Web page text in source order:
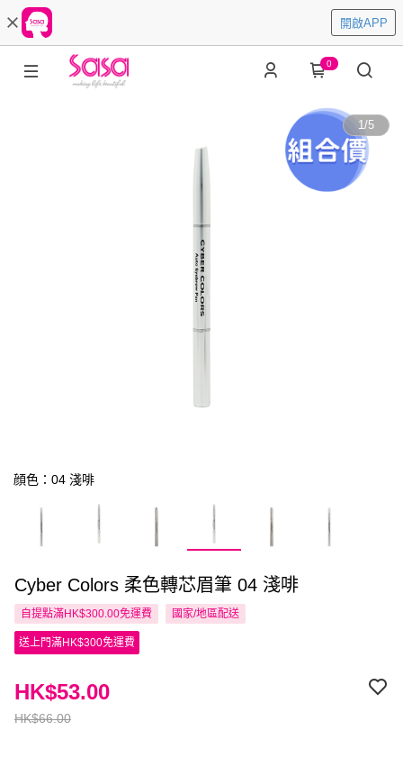
開啟APP
0
1/5
顔色：04 淺啡
Cyber Colors 柔色轉芯眉筆 04 淺啡
自提點滿HK$300.00免運費 國家/地區配送
送上門滿HK$300免運費
HK$66.00
HK$53.00